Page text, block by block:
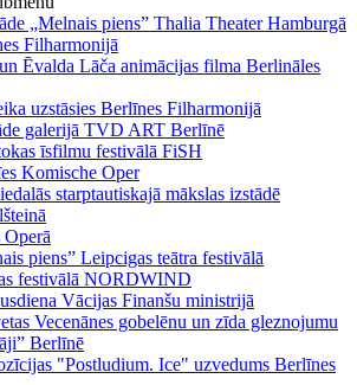
„Melnais piens” Thalia Theater Hamburgā
Filharmonijā
Ēvalda Lāča animācijas filma Berlināles
uzstāsies Berlīnes Filharmonijā
galerijā TVD ART Berlīnē
īsfilmu festivālā FiSH
Komische Oper
starptautiskajā mākslas izstādē
piens” Leipcigas teātra festivālā
festivālā NORDWIND
Vācijas Finanšu ministrijā
Vecenānes gobelēnu un zīda gleznojumu
Berlīnē
"Postludium. Ice" uzvedums Berlīnes